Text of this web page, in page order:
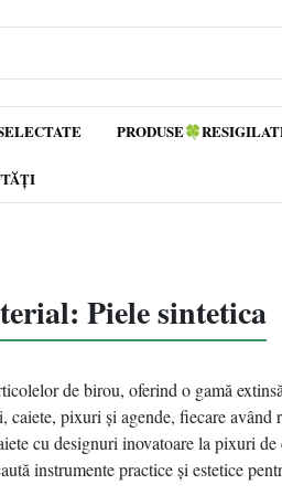
Piele sintetica
de birou, oferind o gamă
pixuri și agende, fiecare având
cu designuri inovatoare la pixuri de
instrumente practice și estetice